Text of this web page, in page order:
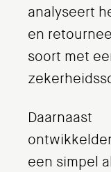
analyseert
en
soort met
Daarnaast
een simpel